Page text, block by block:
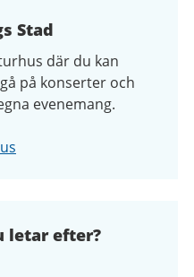
Stad
där du kan
på konserter och
evenemang.
letar efter?